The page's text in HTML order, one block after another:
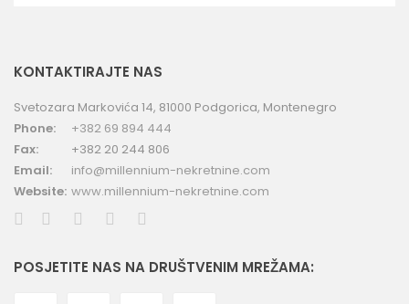
KONTAKTIRAJTE NAS
Svetozara Markovića 14, 81000 Podgorica, Montenegro
Phone:
+382 69 894 444
Fax:
+382 20 244 806
Email:
info@millennium-nekretnine.com
Website: www.millennium-nekretnine.com
POSJETITE NAS NA DRUŠTVENIM MREŽAMA: